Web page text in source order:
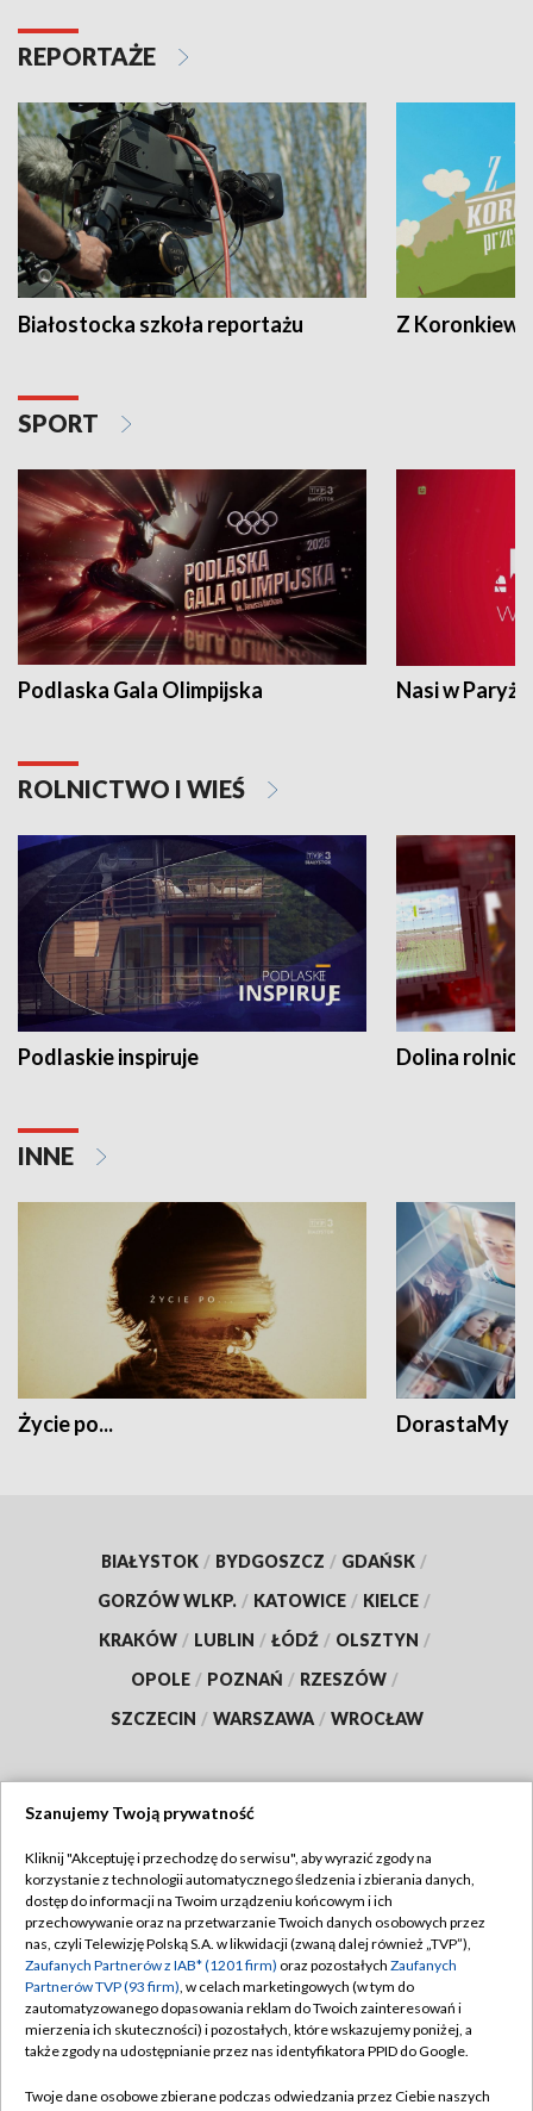
REPORTAŻE
Białostocka szkoła reportażu Z
SPORT
Podlaska Gala Olimpijska Nasi w Paryżu
ROLNICTWO I WIEŚ
Podlaskie inspiruje Dolina
INNE
Życie po... DorastaMy
BIAŁYSTOK / BYDGOSZCZ / GDAŃSK /
GORZÓW WLKP. / KATOWICE / KIELCE /
KRAKÓW / LUBLIN / ŁÓDŹ / OLSZTYN /
OPOLE / POZNAŃ / RZESZÓW /
SZCZECIN / WARSZAWA / WROCŁAW
TVP
Abonament TVP
Emisja w TVP
Centrum informacji TVP
Naziemna Telewizja Cyfrowa
Regulamin TVP
Polityka prywatności
Moje zgody
Pomoc
Szanujemy Twoją prywatność
Kliknij "Akceptuję i przechodzę do serwisu", aby wyrazić zgody na
korzystanie z technologii automatycznego śledzenia i zbierania danych,
dostęp do informacji na Twoim urządzeniu końcowym i ich
przechowywanie oraz na przetwarzanie Twoich danych osobowych przez
nas, czyli Telewizję Polską S.A. w likwidacji (zwaną dalej również „TVP”),
Zaufanych Partnerów z IAB* (1201 firm) oraz pozostałych Zaufanych
Partnerów TVP (93 firm), w celach marketingowych (w tym do
zautomatyzowanego dopasowania reklam do Twoich zainteresowań i
mierzenia ich skuteczności) i pozostałych, które wskazujemy poniżej, a
także zgody na udostępnianie przez nas identyfikatora PPID do Google.
Twoje dane osobowe zbierane podczas odwiedzania przez Ciebie naszych